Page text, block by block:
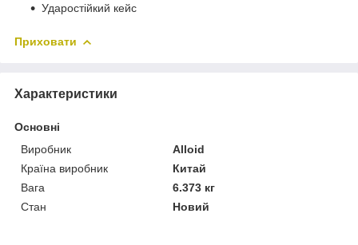
Ударостійкий кейс
Приховати
Характеристики
Основні
Виробник
Alloid
Країна виробник
Китай
Вага
6.373 кг
Стан
Новий